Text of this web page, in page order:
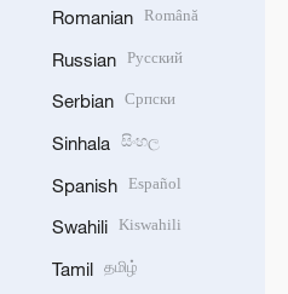
Romanian Română
Russian Русский
Serbian Српски
Sinhala සිංහල
Spanish Español
Swahili Kiswahili
Tamil தமிழ்